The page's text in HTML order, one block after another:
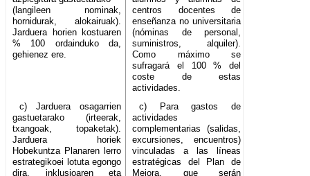
(langileen nominak,
hornidurak, alokairuak).
Jarduera horien kostuaren
% 100 ordainduko da,
gehienez ere.
centros docentes de
enseñanza no universitaria
(nóminas de personal,
suministros, alquiler).
Como máximo se
sufragará el 100 % del
coste de estas
actividades.
c) Jarduera osagarrien
gastuetarako (irteerak,
txangoak, topaketak).
Jarduera horiek
Hobekuntza Planaren lerro
estrategikoei lotuta egongo
dira, inklusioaren eta
c) Para gastos de
actividades
complementarias (salidas,
excursiones, encuentros)
vinculadas a las líneas
estratégicas del Plan de
Mejora, que serán